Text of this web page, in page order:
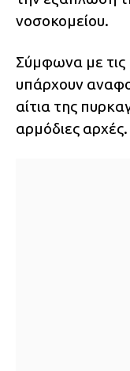
νοσοκομείου.
Σύμφωνα με τις
υπάρχουν
αίτια της
αρμόδιες αρχές.